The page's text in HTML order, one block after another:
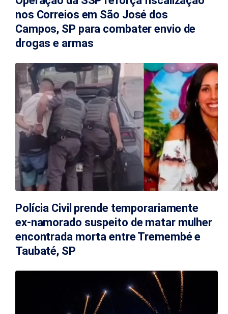
nos Correios em São José dos
Campos, SP para combater envio de
drogas e armas
Polícia Civil prende temporariamente
ex-namorado suspeito de matar mulher
encontrada morta entre Tremembé e
Taubaté, SP